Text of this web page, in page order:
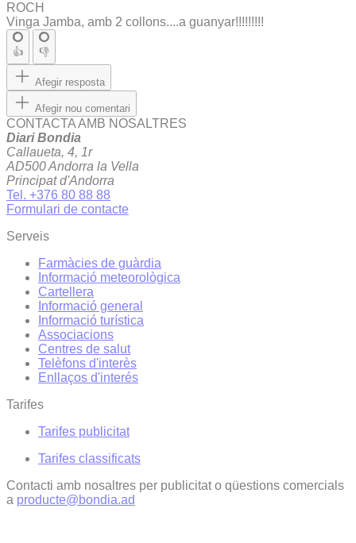
ROCH
Vinga Jamba, amb 2 collons....a guanyar!!!!!!!!!
👍 👎
Afegir resposta
Afegir nou comentari
CONTACTA AMB NOSALTRES
Diari Bondia
Callaueta, 4, 1r
AD500 Andorra la Vella
Principat d'Andorra
Tel. +376 80 88 88
Formulari de contacte
Serveis
Farmàcies de guàrdia
Informació meteorològica
Cartellera
Informació general
Informació turística
Associacions
Centres de salut
Telèfons d'interès
Enllaços d'interés
Tarifes
Tarifes publicitat
Tarifes classificats
Contacti amb nosaltres per publicitat o qüestions comercials
a producte@bondia.ad